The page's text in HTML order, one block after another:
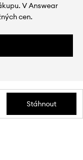
V Answear
cen.
Stáhnout